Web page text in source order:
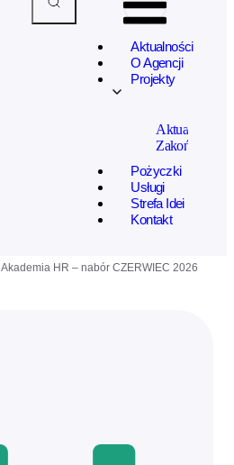
Aktualności
O Agencji
Projekty
Aktualne
Zakończone
Pożyczki
Usługi
Strefa Idei
Kontakt
Akademia HR – nabór CZERWIEC 2026